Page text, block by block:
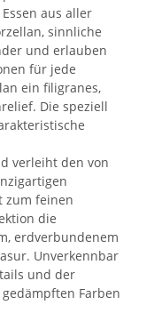
aus aller
sinnliche
und erlauben
für jede
ein filigranes,
Die speziell
verleiht den von
zum feinen
die
erdverbundenem
Unverkennbar
und der
Farben